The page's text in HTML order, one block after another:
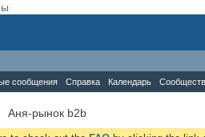
сообщения Справка Календарь
Аня-рынок b2b